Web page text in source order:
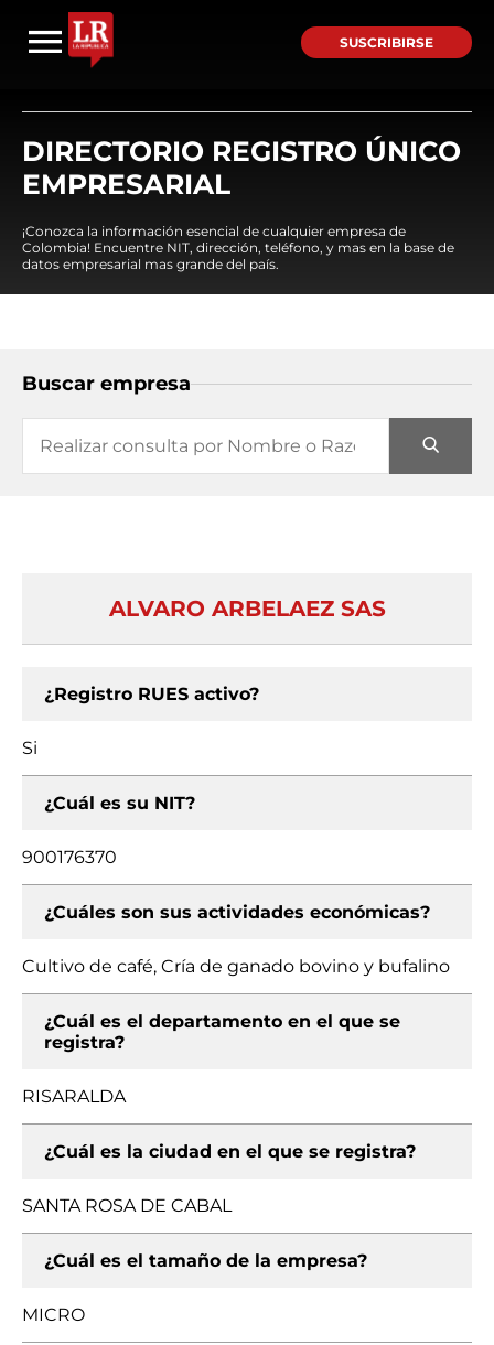
SUSCRIBIRSE
DIRECTORIO REGISTRO ÚNICO
EMPRESARIAL
¡Conozca la información esencial de cualquier empresa de
Colombia! Encuentre NIT, dirección, teléfono, y mas en la base de
datos empresarial mas grande del país.
Buscar empresa
ALVARO ARBELAEZ SAS
¿Registro RUES activo?
Si
¿Cuál es su NIT?
900176370
¿Cuáles son sus actividades económicas?
Cultivo de café, Cría de ganado bovino y bufalino
¿Cuál es el departamento en el que se
registra?
RISARALDA
¿Cuál es la ciudad en el que se registra?
SANTA ROSA DE CABAL
¿Cuál es el tamaño de la empresa?
MICRO